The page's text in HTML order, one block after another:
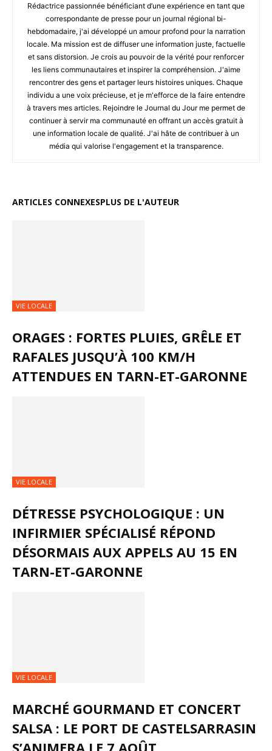
Rédactrice passionnée bénéficiant d’une expérience en tant que
correspondante de presse pour un journal régional bi-
hebdomadaire, j'ai développé un amour profond pour la narration
locale. Ma mission est de diffuser une information juste, factuelle
et sans distorsion. Je crois au pouvoir de la vérité pour renforcer
les liens communautaires et inspirer la compréhension. J'aime
rencontrer des gens et partager leurs histoires uniques. Chaque
individu a une voix précieuse, et je m'efforce de la faire entendre
à travers mes articles. Rejoindre le Journal du Jour me permet de
continuer à servir ma communauté en offrant un accès gratuit à
une information locale de qualité. J'ai hâte de contribuer à un
média qui valorise l'engagement et la transparence.
ARTICLES CONNEXESPLUS DE L'AUTEUR
VIE LOCALE
ORAGES : FORTES PLUIES, GRÊLE ET
RAFALES JUSQU’À 100 KM/H
ATTENDUES EN TARN-ET-GARONNE
VIE LOCALE
DÉTRESSE PSYCHOLOGIQUE : UN
INFIRMIER SPÉCIALISÉ RÉPOND
DÉSORMAIS AUX APPELS AU 15 EN
TARN-ET-GARONNE
VIE LOCALE
MARCHÉ GOURMAND ET CONCERT
SALSA : LE PORT DE CASTELSARRASIN